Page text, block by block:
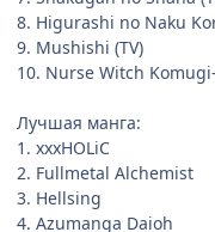
8. Higurashi no Naku
9. Mushishi (TV)
10. Nurse Witch
Лучшая манга:
1. xxxHOLiC
2. Fullmetal Alchemist
3. Hellsing
4. Azumanga Daioh